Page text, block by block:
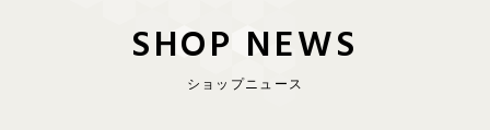
SHOP NEWS
ショップニュース